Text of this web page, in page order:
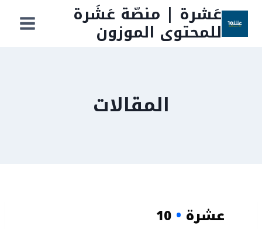
التجاوز
المحتوى
عَشرة | منصّة عَشَرة
للمحتوى الموزون
المقالات
عشرة •